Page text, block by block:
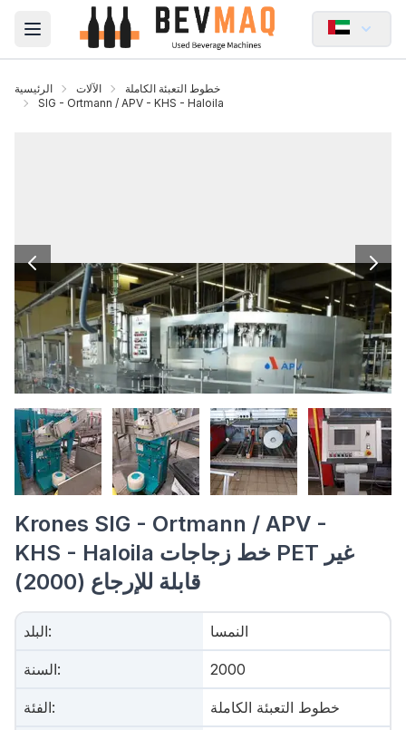
Open main menu
الرئيسية الآلات
خطوط التعبئة الكاملة
SIG - Ortmann / APV - KHS - Haloila
Krones SIG - Ortmann / APV -
KHS - Haloila خط زجاجات PET غير
قابلة للإرجاع (2000)
البلد: النمسا
السنة: 2000
الفئة: خطوط التعبئة الكاملة